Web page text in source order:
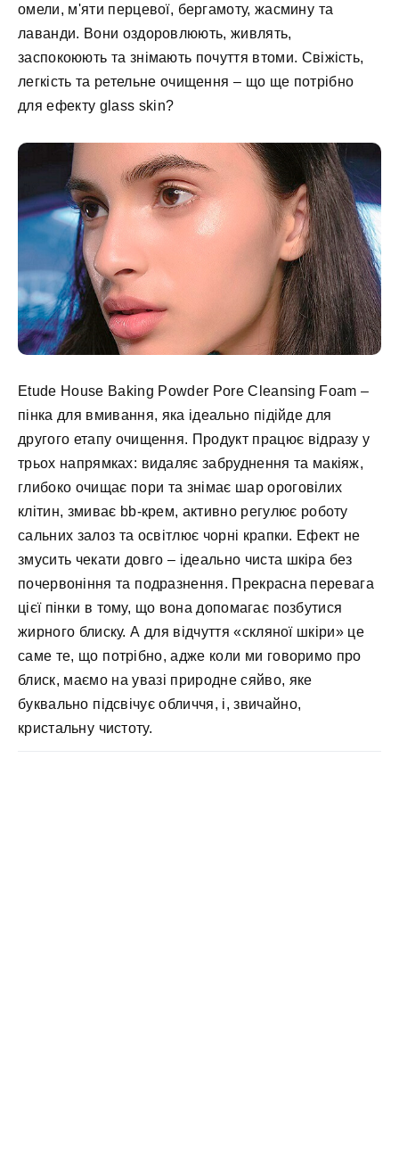
омели, м'яти перцевої, бергамоту, жасмину та
лаванди. Вони оздоровлюють, живлять,
заспокоюють та знімають почуття втоми. Свіжість,
легкість та ретельне очищення – що ще потрібно
для ефекту glass skin?
Etude House Baking Powder Pore Cleansing Foam –
пінка для вмивання, яка ідеально підійде для
другого етапу очищення. Продукт працює відразу у
трьох напрямках: видаляє забруднення та макіяж,
глибоко очищає пори та знімає шар ороговілих
клітин, змиває bb-крем, активно регулює роботу
сальних залоз та освітлює чорні крапки. Ефект не
змусить чекати довго – ідеально чиста шкіра без
почервоніння та подразнення. Прекрасна перевага
цієї пінки в тому, що вона допомагає позбутися
жирного блиску. А для відчуття «скляної шкіри» це
саме те, що потрібно, адже коли ми говоримо про
блиск, маємо на увазі природне сяйво, яке
буквально підсвічує обличчя, і, звичайно,
кристальну чистоту.